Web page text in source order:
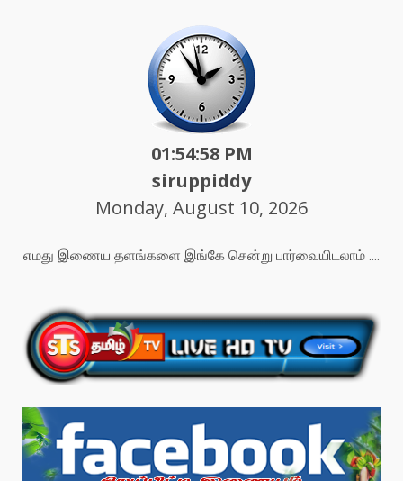
01:55:00 PM
siruppiddy
Monday, August 10, 2026
எமது இணைய தளங்களை இங்கே சென்று பார்வையிடலாம் ....